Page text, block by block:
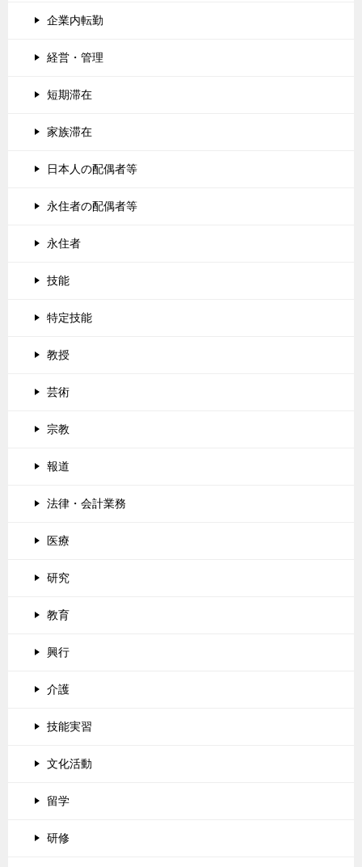
企業内転勤
経営・管理
短期滞在
家族滞在
日本人の配偶者等
永住者の配偶者等
永住者
技能
特定技能
教授
芸術
宗教
報道
法律・会計業務
医療
研究
教育
興行
介護
技能実習
文化活動
留学
研修